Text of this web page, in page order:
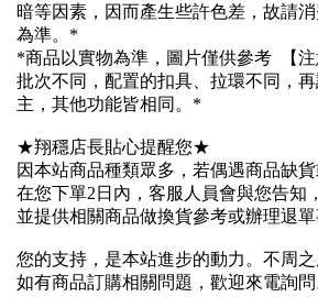
暗等因素，因而產生些許色差，故請
為準。*
*商品以實物為準，圖片僅供參考 【
批次不同，配置的扣具、拉環不同，
主，其他功能皆相同。*
★翔穩店長貼心提醒您★
因本站商品種類眾多，若偶遇商品缺
在您下單2日內，客服人員會與您告知，
並提供相關商品做換貨參考或辦理退單
您的支持，是本站進步的動力。不周之
如有商品訂購相關問題，歡迎來電詢問